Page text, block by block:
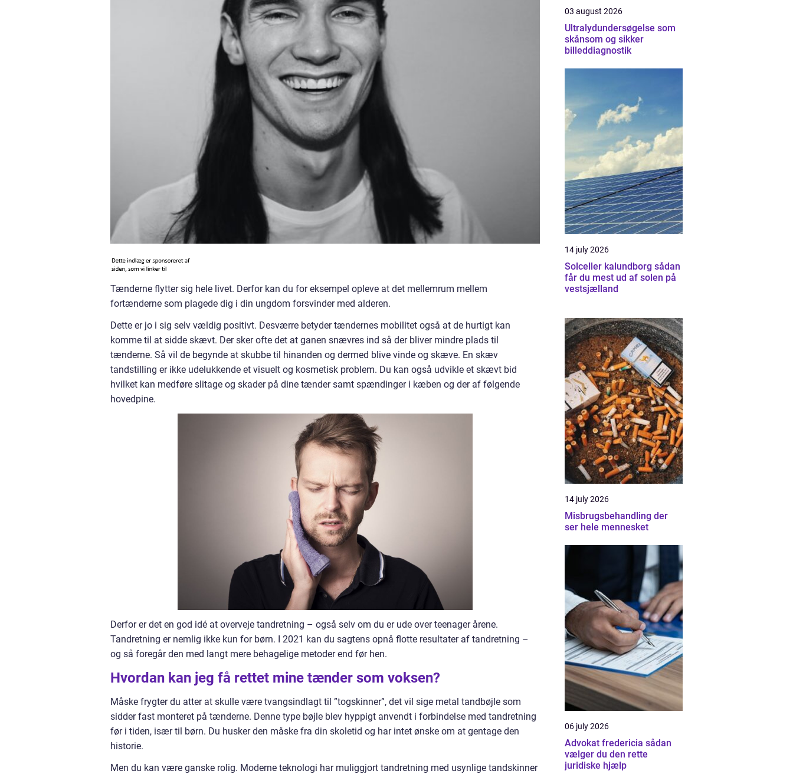
Tænderne flytter sig hele livet. Derfor kan du for eksempel opleve at det mellemrum mellem
fortænderne som plagede dig i din ungdom forsvinder med alderen.
Dette er jo i sig selv vældig positivt. Desværre betyder tændernes mobilitet også at de hurtigt kan
komme til at sidde skævt. Der sker ofte det at ganen snævres ind så der bliver mindre plads til
tænderne. Så vil de begynde at skubbe til hinanden og dermed blive vinde og skæve. En skæv
tandstilling er ikke udelukkende et visuelt og kosmetisk problem. Du kan også udvikle et skævt bid
hvilket kan medføre slitage og skader på dine tænder samt spændinger i kæben og der af følgende
hovedpine.
Derfor er det en god idé at overveje tandretning – også selv om du er ude over teenager årene.
Tandretning er nemlig ikke kun for børn. I 2021 kan du sagtens opnå flotte resultater af tandretning –
og så foregår den med langt mere behagelige metoder end før hen.
Hvordan kan jeg få rettet mine tænder som voksen?
Måske frygter du atter at skulle være tvangsindlagt til ”togskinner”, det vil sige metal tandbøjle som
sidder fast monteret på tænderne. Denne type bøjle blev hyppigt anvendt i forbindelse med tandretning
før i tiden, især til børn. Du husker den måske fra din skoletid og har intet ønske om at gentage den
historie.
Men du kan være ganske rolig. Moderne teknologi har muliggjort tandretning med usynlige tandskinner
03 august 2026
Ultralydundersøgelse som
skånsom og sikker
billeddiagnostik
14 july 2026
Solceller kalundborg sådan
får du mest ud af solen på
vestsjælland
14 july 2026
Misbrugsbehandling der
ser hele mennesket
06 july 2026
Advokat fredericia sådan
vælger du den rette
juridiske hjælp